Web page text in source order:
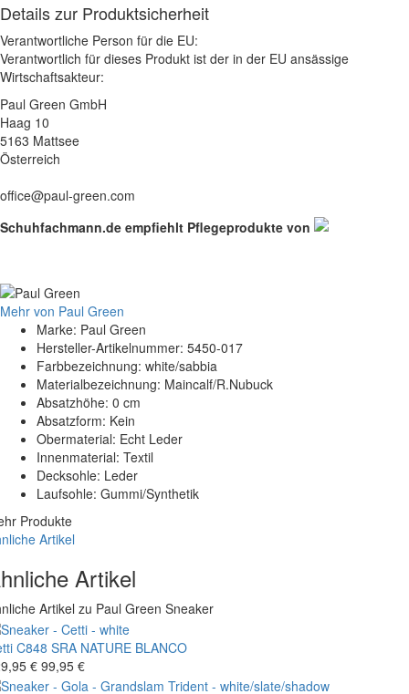
Details zur Produktsicherheit
Verantwortliche Person für die EU:
Verantwortlich für dieses Produkt ist der in der EU ansässige
Wirtschaftsakteur:
Paul Green GmbH
Haag 10
5163 Mattsee
Österreich
office@paul-green.com
Schuhfachmann.de empfiehlt Pflegeprodukte von
Mehr von Paul Green
Marke: Paul Green
Hersteller-Artikelnummer: 5450-017
Farbbezeichnung: white/sabbia
Materialbezeichnung: Maincalf/R.Nubuck
Absatzhöhe: 0 cm
Absatzform: Kein
Obermaterial: Echt Leder
Innenmaterial: Textil
Decksohle: Leder
Laufsohle: Gummi/Synthetik
Produkte
Artikel
Artikel
Artikel zu Paul Green Sneaker
C848 SRA NATURE BLANCO
€ 99,95 €